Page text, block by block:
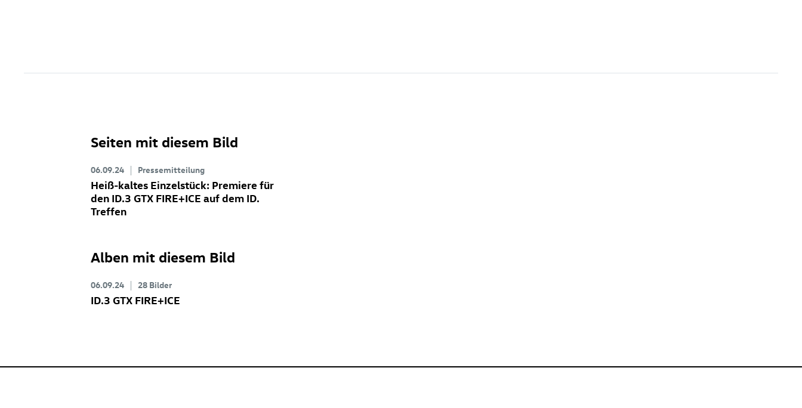
Seiten mit diesem Bild
06.09.24 Pressemitteilung
Heiß-kaltes Einzelstück: Premiere für
den ID.3 GTX FIRE+ICE auf dem ID.
Treffen
Alben mit diesem Bild
06.09.24 28 Bilder
ID.3 GTX FIRE+ICE